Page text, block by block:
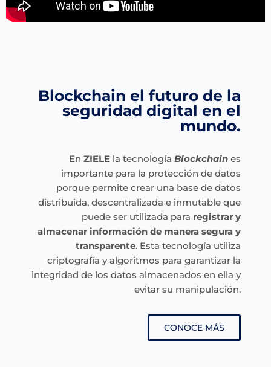
Blockchain el futuro de la
seguridad digital en el
mundo.
En ZIELE la tecnología Blockchain es
importante para la protección de datos
porque permite crear una base de datos
distribuida, descentralizada e inmutable que
puede ser utilizada para registrar y
almacenar información de manera segura y
transparente. Esta tecnología utiliza
criptografía y algoritmos para garantizar la
integridad de los datos almacenados en ella y
evitar su manipulación.
CONOCE MÁS